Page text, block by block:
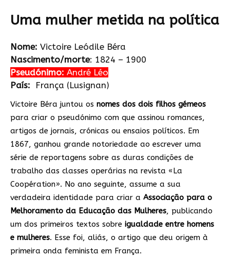
Uma mulher metida na política
Nome: Victoire Leódile Béra
Nascimento/morte: 1824 – 1900
Pseudónimo: André Léo
País: França (Lusignan)
Victoire Béra juntou os nomes dos dois filhos gémeos
para criar o pseudónimo com que assinou romances,
artigos de jornais, crónicas ou ensaios políticos. Em
1867, ganhou grande notoriedade ao escrever uma
série de reportagens sobre as duras condições de
trabalho das classes operárias na revista «La
Coopération». No ano seguinte, assume a sua
verdadeira identidade para criar a Associação para o
Melhoramento da Educação das Mulheres, publicando
um dos primeiros textos sobre igualdade entre homens
e mulheres. Esse foi, aliás, o artigo que deu origem à
primeira onda feminista em França.